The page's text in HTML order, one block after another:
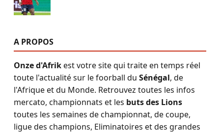
A PROPOS
Onze d'Afrikest votre site qui traite en temps réel
toute l'actualité sur le foorball du Sénégal, de
l'Afrique et du Monde. Retrouvez toutes les infos
mercato, championnats et les buts des Lions
toutes les semaines de championnat, de coupe,
ligue des champions, Eliminatoires et des grandes